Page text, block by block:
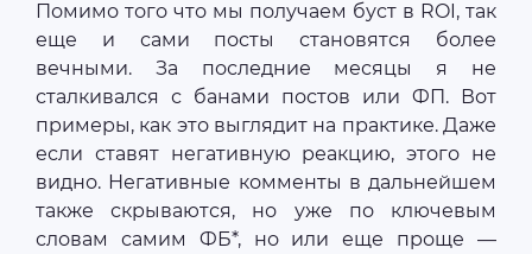
Помимо того что мы получаем буст в ROI, так
еще и сами посты становятся более
вечными. За последние месяцы я не
сталкивался с банами постов или ФП. Вот
примеры, как это выглядит на практике. Даже
если ставят негативную реакцию, этого не
видно. Негативные комменты в дальнейшем
также скрываются, но уже по ключевым
словам самим ФБ*, но или еще проще —